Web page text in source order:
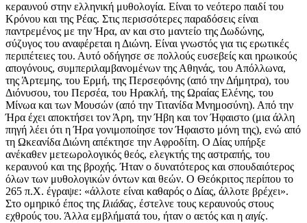
κεραυνού στην ελληνική μυθολογία. Είναι το νεότερο παιδί του
Κρόνου και της Ρέας. Στις περισσότερες παραδόσεις είναι
παντρεμένος με την Ήρα, αν και στο μαντείο της Δωδώνης,
σύζυγος του αναφέρεται η Διώνη. Είναι γνωστός για τις ερωτικές
περιπέτειες του. Αυτό οδήγησε σε πολλούς ευσεβείς και ηρωικούς
απογόνους, συμπεριλαμβανομένων της Αθηνάς, του Απόλλωνα,
της Άρτεμης, του Ερμή, της Περσεφόνης (από την Δήμητρα), του
Διόνυσου, του Περσέα, του Ηρακλή, της Ωραίας Ελένης, του
Μίνωα και των Μουσών (από την Τιτανίδα Μνημοσύνη). Από την
Ήρα έχει αποκτήσει τον Άρη, την Ήβη και τον Ήφαιστο (μια άλλη
πηγή λέει ότι η Ήρα γονιμοποίησε τον Ήφαιστο μόνη της), ενώ από
τη Ωκεανίδα Διώνη απέκτησε την Αφροδίτη. Ο Δίας υπήρξε
ανέκαθεν μετεωρολογικός θεός, ελεγκτής της αστραπής, του
κεραυνού και της βροχής. Ήταν ο δυνατότερος και σπουδαιότερος
όλων των μυθολογικών όντων και θεών. Ο Θεόκριτος περίπου το
265 π.Χ. έγραψε: «άλλοτε είναι καθαρός ο Δίας, άλλοτε βρέχει».
Στο ομηρικό έπος της Ιλιάδας, έστελνε τους κεραυνούς στους
εχθρούς του. Άλλα εμβλήματά του, ήταν ο αετός και η αιγίς.